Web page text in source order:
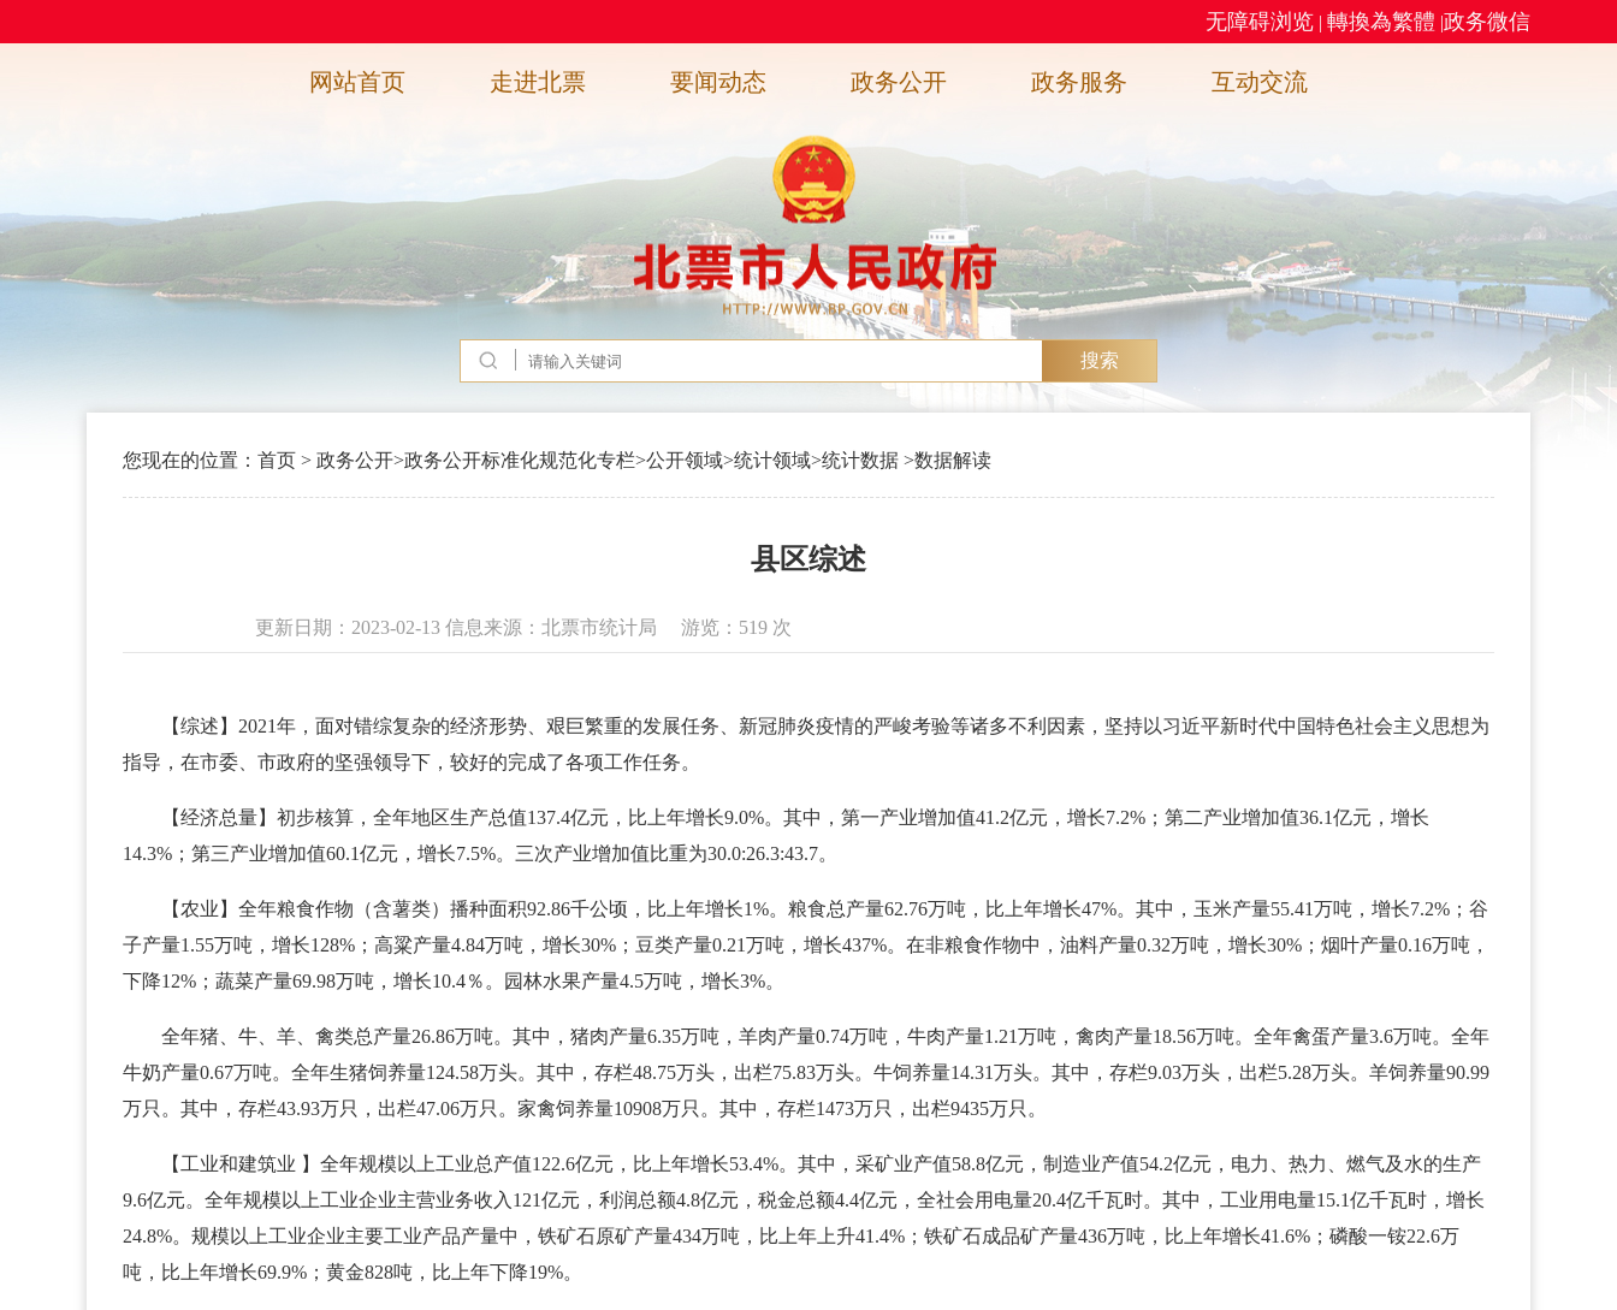
无障碍浏览 | 轉換為繁體 |政务微信
网站首页 走进北票 要闻动态 政务公开 政务服务 互动交流
搜索
您现在的位置： 首页 > 政务公开>政务公开标准化规范化专栏>公开领域>统计领域>统计数据 >数据解读
县区综述
更新日期：2023-02-13 信息来源：北票市统计局 游览： 519 次
【综述】2021年，面对错综复杂的经济形势、艰巨繁重的发展任务、新冠肺炎疫情的严峻考验等诸多不利因素，坚持以习近平新时代中国特色社会主义思想为
指导，在市委、市政府的坚强领导下，较好的完成了各项工作任务。
【经济总量】初步核算，全年地区生产总值137.4亿元，比上年增长9.0%。其中，第一产业增加值41.2亿元，增长7.2%；第二产业增加值36.1亿元，增长
14.3%；第三产业增加值60.1亿元，增长7.5%。三次产业增加值比重为30.0:26.3:43.7。
【农业】全年粮食作物（含薯类）播种面积92.86千公顷，比上年增长1%。粮食总产量62.76万吨，比上年增长47%。其中，玉米产量55.41万吨，增长7.2%；谷
子产量1.55万吨，增长128%；高粱产量4.84万吨，增长30%；豆类产量0.21万吨，增长437%。在非粮食作物中，油料产量0.32万吨，增长30%；烟叶产量0.16万吨，
下降12%；蔬菜产量69.98万吨，增长10.4％。园林水果产量4.5万吨，增长3%。
全年猪、牛、羊、禽类总产量26.86万吨。其中，猪肉产量6.35万吨，羊肉产量0.74万吨，牛肉产量1.21万吨，禽肉产量18.56万吨。全年禽蛋产量3.6万吨。全年
牛奶产量0.67万吨。全年生猪饲养量124.58万头。其中，存栏48.75万头，出栏75.83万头。牛饲养量14.31万头。其中，存栏9.03万头，出栏5.28万头。羊饲养量90.99
万只。其中，存栏43.93万只，出栏47.06万只。家禽饲养量10908万只。其中，存栏1473万只，出栏9435万只。
【工业和建筑业 】全年规模以上工业总产值122.6亿元，比上年增长53.4%。其中，采矿业产值58.8亿元，制造业产值54.2亿元，电力、热力、燃气及水的生产
9.6亿元。全年规模以上工业企业主营业务收入121亿元，利润总额4.8亿元，税金总额4.4亿元，全社会用电量20.4亿千瓦时。其中，工业用电量15.1亿千瓦时，增长
24.8%。规模以上工业企业主要工业产品产量中，铁矿石原矿产量434万吨，比上年上升41.4%；铁矿石成品矿产量436万吨，比上年增长41.6%；磷酸一铵22.6万
吨，比上年增长69.9%；黄金828吨，比上年下降19%。